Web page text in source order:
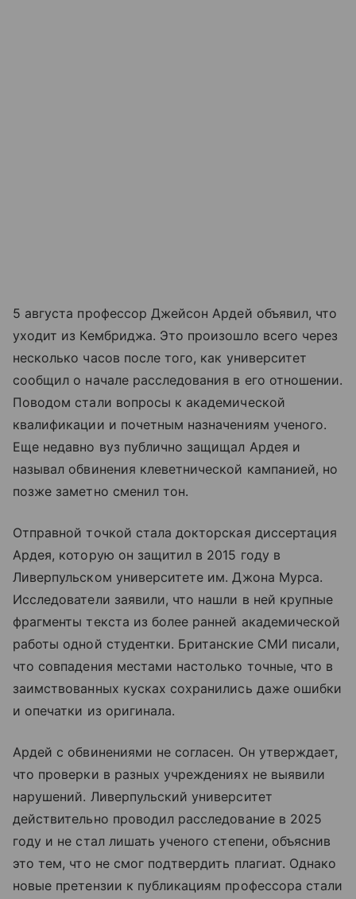
5 августа профессор Джейсон Ардей объявил, что
уходит из Кембриджа. Это произошло всего через
несколько часов после того, как университет
сообщил о начале расследования в его отношении.
Поводом стали вопросы к академической
квалификации и почетным назначениям ученого.
Еще недавно вуз публично защищал Ардея и
называл обвинения клеветнической кампанией, но
позже заметно сменил тон.
Отправной точкой стала докторская диссертация
Ардея, которую он защитил в 2015 году в
Ливерпульском университете им. Джона Мурса.
Исследователи заявили, что нашли в ней крупные
фрагменты текста из более ранней академической
работы одной студентки. Британские СМИ писали,
что совпадения местами настолько точные, что в
заимствованных кусках сохранились даже ошибки
и опечатки из оригинала.
Ардей с обвинениями не согласен. Он утверждает,
что проверки в разных учреждениях не выявили
нарушений. Ливерпульский университет
действительно проводил расследование в 2025
году и не стал лишать ученого степени, объяснив
это тем, что не смог подтвердить плагиат. Однако
новые претензии к публикациям профессора стали